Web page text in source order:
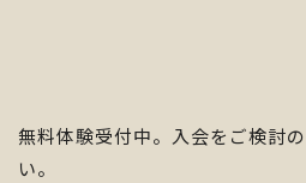
無料体験受付中。入会をご検討
い。